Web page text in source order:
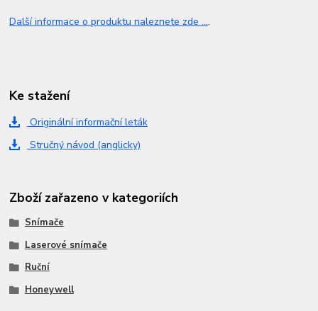
Další informace o produktu naleznete zde ....
Ke stažení
Originální informační leták
Stručný návod (anglicky)
Zboží zařazeno v kategoriích
Snímače
Laserové snímače
Ruční
Honeywell